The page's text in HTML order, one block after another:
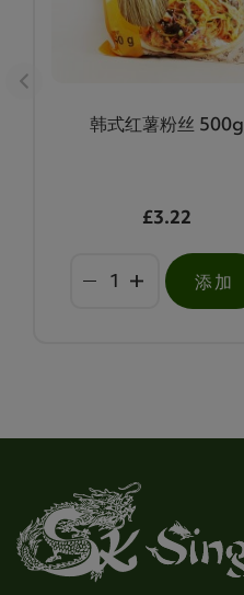
韩式红薯粉丝 500g
£3.22
添加